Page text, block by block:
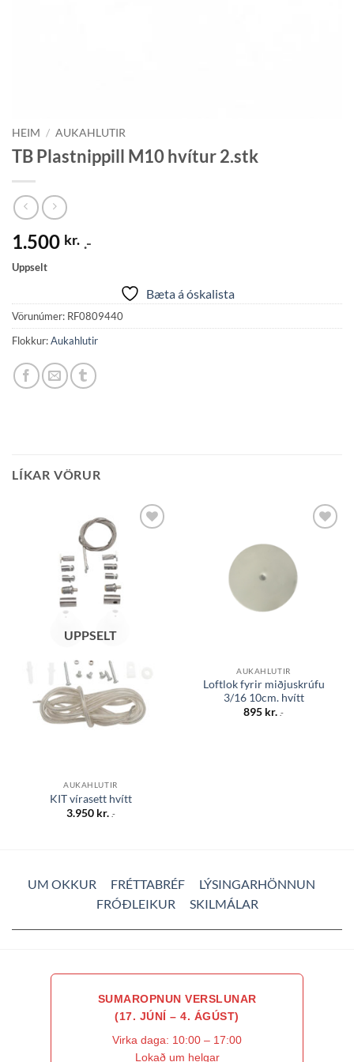
HEIM / AUKAHLUTIR
TB Plastnippill M10 hvítur 2.stk
1.500 kr. .-
Uppselt
Bæta á óskalista
Vörunúmer: RF0809440
Flokkur:Aukahlutir
LÍKAR VÖRUR
UPPSELT
AUKAHLUTIR
KIT vírasett hvítt
3.950 kr. .-
AUKAHLUTIR
Loftlok fyrir miðjuskrúfu
3/16 10cm. hvítt
895 kr. .-
UM OKKUR FRÉTTABRÉF
LÝSINGARHÖNNUN
FRÓÐLEIKUR
SKILMÁLAR
SUMAROPNUN VERSLUNAR
(17. JÚNÍ – 4. ÁGÚST)
Virka daga: 10:00 – 17:00
Lokað um helgar